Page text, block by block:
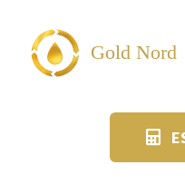
contenu
Gold Nord